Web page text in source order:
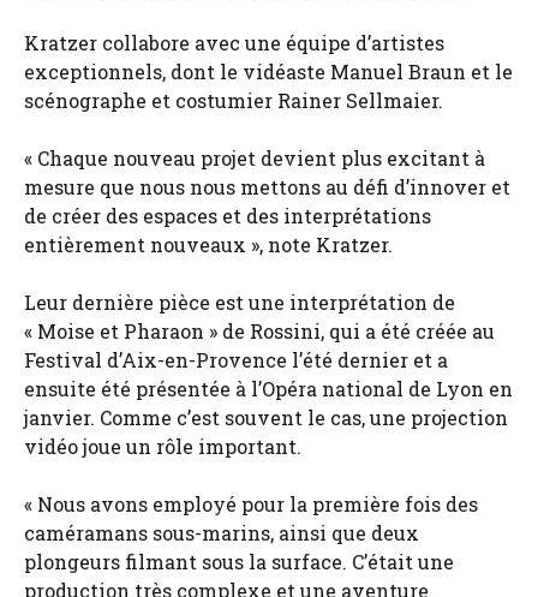
Kratzer collabore avec une équipe d’artistes
exceptionnels, dont le vidéaste Manuel Braun et le
scénographe et costumier Rainer Sellmaier.
« Chaque nouveau projet devient plus excitant à
mesure que nous nous mettons au défi d’innover et
de créer des espaces et des interprétations
entièrement nouveaux », note Kratzer.
Leur dernière pièce est une interprétation de
« Moise et Pharaon » de Rossini, qui a été créée au
Festival d’Aix-en-Provence l’été dernier et a
ensuite été présentée à l’Opéra national de Lyon en
janvier. Comme c’est souvent le cas, une projection
vidéo joue un rôle important.
« Nous avons employé pour la première fois des
caméramans sous-marins, ainsi que deux
plongeurs filmant sous la surface. C’était une
production très complexe et une aventure